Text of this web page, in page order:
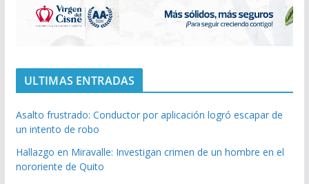
ULTIMAS ENTRADAS
Asalto frustrado: Conductor por aplicación logró escapar de
un intento de robo
Hallazgo en Miravalle: Investigan crimen de un hombre en el
nororiente de Quito